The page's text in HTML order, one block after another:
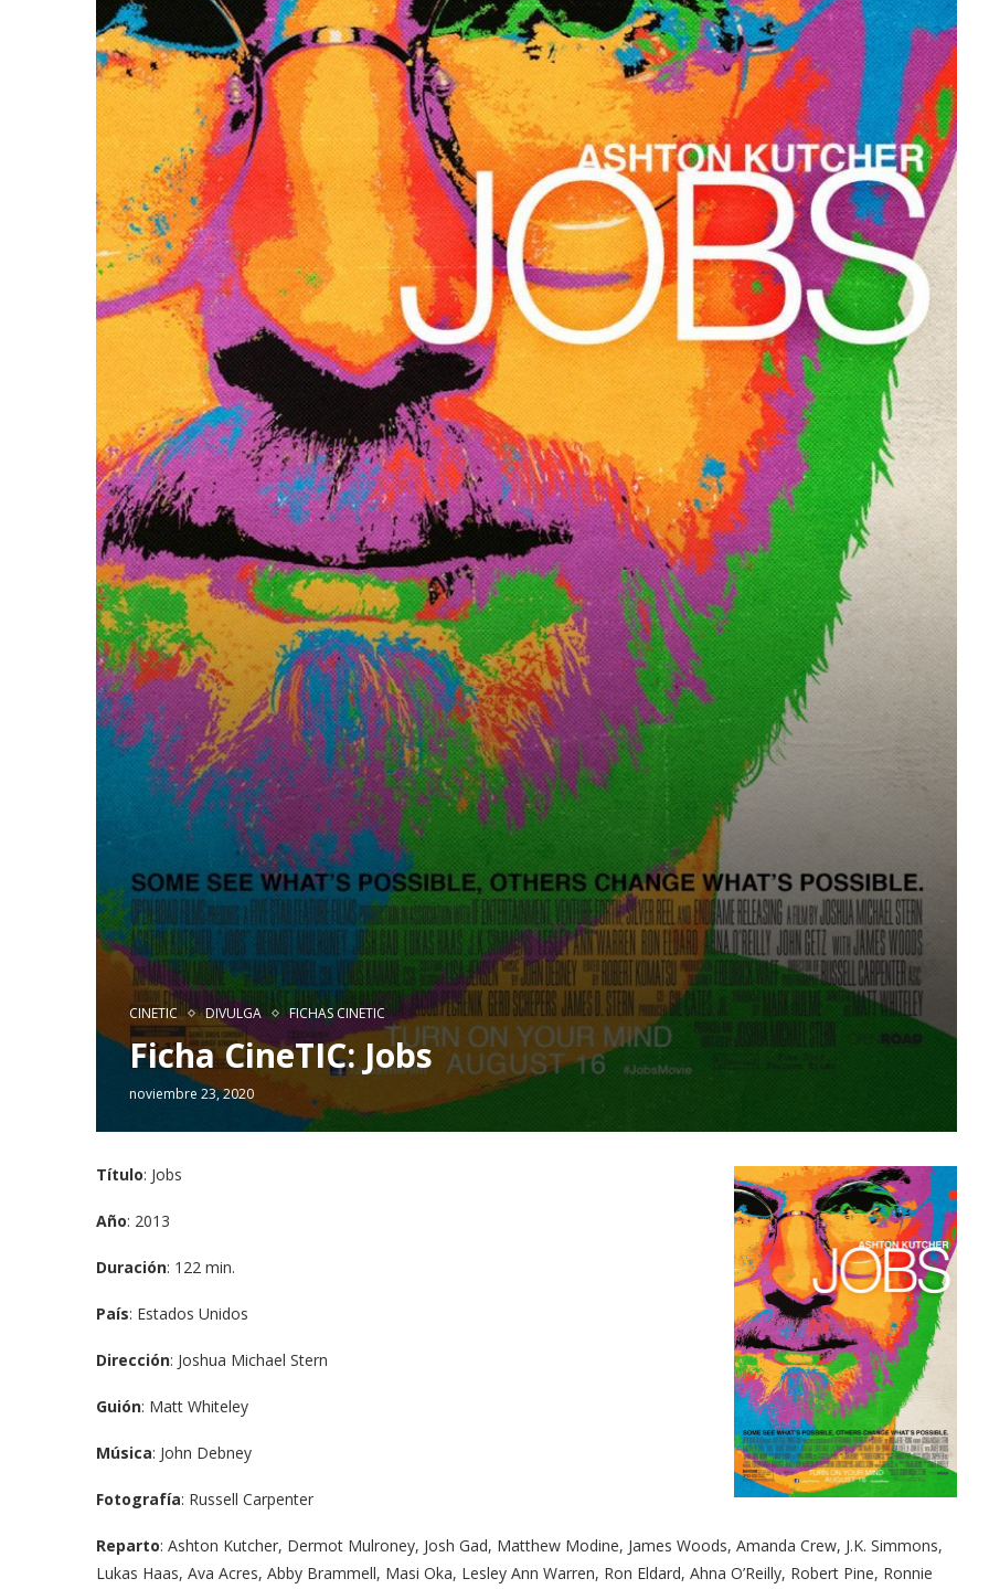
CINETIC DIVULGA FICHAS CINETIC
Ficha CineTIC: Jobs
noviembre 23, 2020
Título: Jobs
Año: 2013
Duración: 122 min.
País: Estados Unidos
Dirección: Joshua Michael Stern
Guión: Matt Whiteley
Música: John Debney
Fotografía: Russell Carpenter
Reparto: Ashton Kutcher, Dermot Mulroney, Josh Gad, Matthew Modine, James Woods, Amanda Crew, J.K. Simmons,
Lukas Haas, Ava Acres, Abby Brammell, Masi Oka, Lesley Ann Warren, Ron Eldard, Ahna O’Reilly, Robert Pine, Ronnie